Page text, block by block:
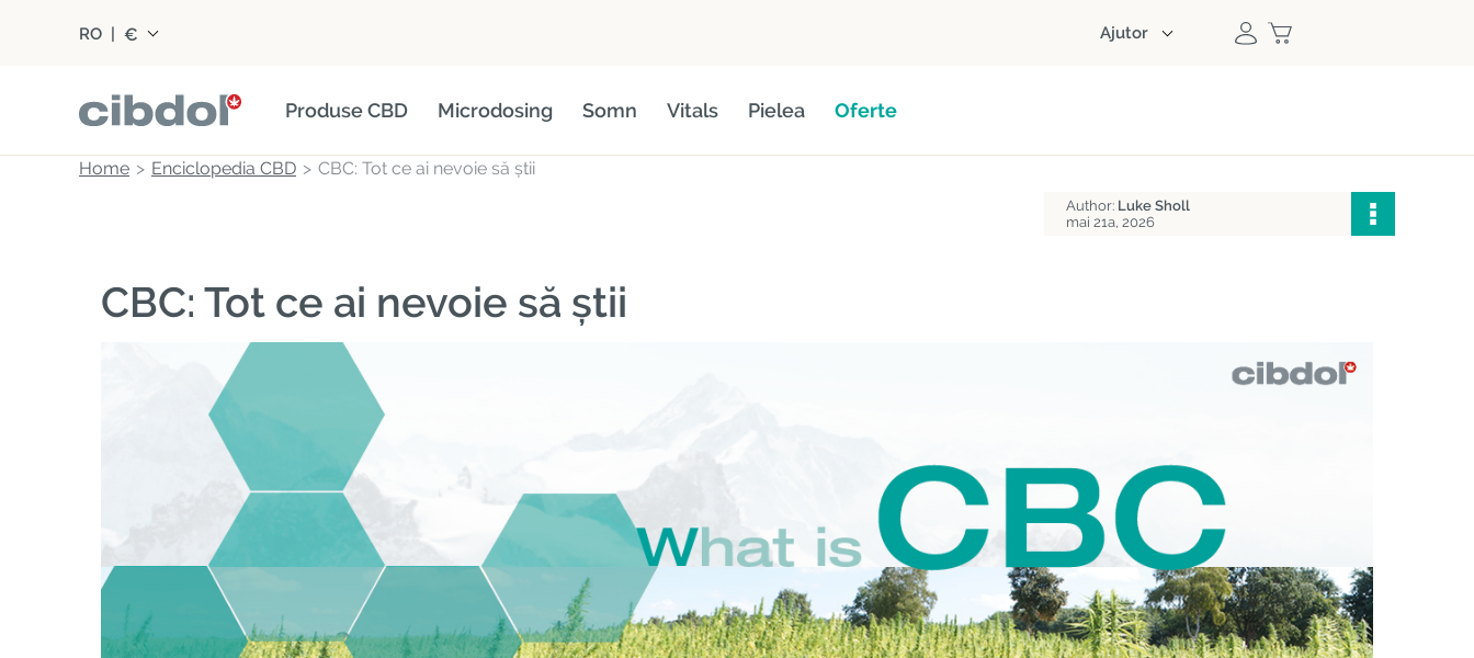
RO | € Ajutor
Produse CBD Microdosing Somn Vitals Pielea Oferte
Home Enciclopedia CBD CBC: Tot ce ai nevoie să știi
Author: Luke Sholl
mai 21a, 2026
CBC: Tot ce ai nevoie să știi